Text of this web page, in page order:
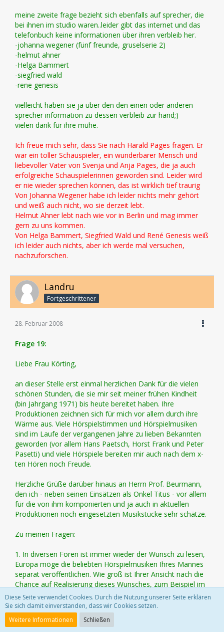
meine zweite frage bezieht sich ebenfalls auf sprecher, die
bei ihnen im studio waren..leider gibt das internet und das
telefonbuch keine informationen über ihren verbleib her.
-johanna wegener (fünf freunde, gruselserie 2)
-helmut ahner
-Helga Bammert
-siegfried wald
-rene genesis
vielleicht haben sie ja über den den einen oder anderen
sprecher information zu dessen verbleib zur hand;)
vielen dank für ihre mühe.
Ich freue mich sehr, dass Sie nach Harald Pages fragen. Er
war ein toller Schauspieler, ein wunderbarer Mensch und
liebevoller Vater von Svenja und Anja Pages, die ja auch
erfolgreiche Schauspielerinnen geworden sind. Leider wird
er nie wieder sprechen können, das ist wirklich tief traurig
Von Johanna Wegener habe ich leider nichts mehr gehört
und weiß auch nicht, wo sie derzeit lebt.
Helmut Ahner lebt nach wie vor in Berlin und mag immer
gern zu uns kommen.
Von Helga Bammert, Siegfried Wald und René Genesis weiß
ich leider auch nichts, aber ich werde mal versuchen,
nachzuforschen.
Landru
Fortgeschrittener
28. Februar 2008
Frage 19:
Liebe Frau Körting,
an dieser Stelle erst einmal herzlichen Dank für die vielen
schönen Stunden, die sie mir seit meiner frühen Kindheit
(bin Jahrgang 1971) bis heute bereitet haben. Ihre
Produktionen zeichnen sich für mich vor allem durch ihre
Wärme aus. Viele Hörspielstimmen und Hörspielmusiken
sind im Laufe der vergangenen Jahre zu lieben Bekannten
geworden (vor allem Hans Paetsch, Horst Frank und Peter
Pasetti) und viele Hörspiele bereiten mir auch nach dem x-
ten Hören noch Freude.
Herzliche Grüße darüber hinaus an Herrn Prof. Beurmann,
den ich - neben seinen Einsätzen als Onkel Titus - vor allem
für die von ihm komponierten und ja auch in aktuellen
Produktionen noch eingesetzten Musikstücke sehr schätze.
Zu meinen Fragen:
1. In diversen Foren ist immer wieder der Wunsch zu lesen,
Europa möge die beliebten Hörspielmusiken Ihres Mannes
separat veröffentlichen. Wie groß ist Ihrer Ansicht nach die
Chance auf Realisierung dieses Wunsches, zum Beispiel im
Rahmen der Originale (die ich übrigens ganz klasse finde)?
Der Wunsch nach den Hörspielmusiken ist auch schon oft
Diese Seite verwendet Cookies. Durch die Nutzung unserer Seite erklären
Sie sich damit einverstanden, dass wir Cookies setzen.
Weitere Informationen
Schließen